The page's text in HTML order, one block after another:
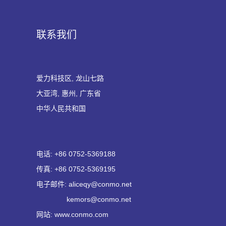
联系我们
爱力科技区, 龙山七路
大亚湾, 惠州, 广东省
中华人民共和国
电话: +86 0752-5369188
传真: +86 0752-5369195
电子邮件: aliceqy@conmo.net
kemors@conmo.net
网站: www.conmo.com